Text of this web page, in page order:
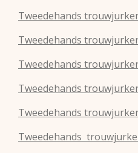
Tweedehands
Tweedehands
Tweedehands
Tweedehands
Tweedehands
Tweedehands